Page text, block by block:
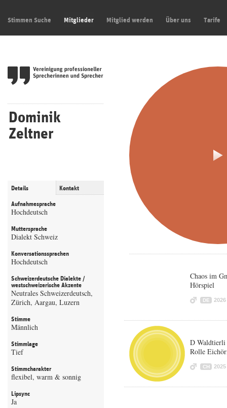
Stimmen Suche Mitglieder Mitglied werden Über uns Tarife
Dominik
Zeltner
Details Kontakt
Aufnahmesprache
Hochdeutsch
Muttersprache
Dialekt Schweiz
Konversationssprachen
Hochdeutsch
Schweizerdeutsche Dialekte /
westschweizerische Akzente
Neutrales Schweizerdeutsch,
Zürich, Aargau, Luzern
Stimme
Männlich
Stimmlage
Tief
Stimmcharakter
flexibel, warm & sonnig
Lipsync
Ja
Chaos im
Hörspiel
DE 2026
D Waldtierli
Rolle
CH 2025